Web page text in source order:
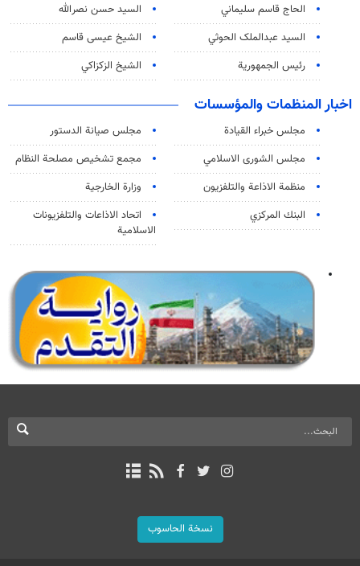
الحاج قاسم سليماني
السيد حسن نصرالله
السید عبدالملک الحوثي
الشيخ عيسى قاسم
رئيس الجمهورية
الشيخ الزكزاكي
اخبار المنظمات والمؤسسات
مجلس خبراء القيادة
مجلس صيانة الدستور
مجلس الشورى الاسلامي
مجمع تشخيص مصلحة النظام
منظمة الاذاعة والتلفزیون
وزارة الخارجية
البنك المركزي
اتحاد الاذاعات والتلفزيونات
الاسلامية
نسخة الحاسوب